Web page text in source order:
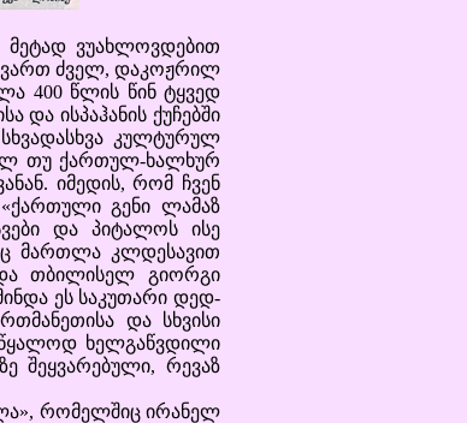
ვუახლოვდებით
ძველ, დაკოჟრილ
400 წლის წინ ტყვედ
და ისპაჰანის ქუჩებში
კულტურულ
თუ ქართულ-ხალხურ
იმედის, რომ ჩვენ
გენი ლამაზ
და პიტალოს ისე
მართლა კლდესავით
თბილისელ გიორგი
ეს საკუთარი დედ-
და სხვისი
ხელგაწვდილი
შეყვარებული, რევაზ
რომელშიც ირანელ